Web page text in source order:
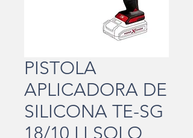
PISTOLA
APLICADORA DE
SILICONA TE-SG
18/10 LI SOLO